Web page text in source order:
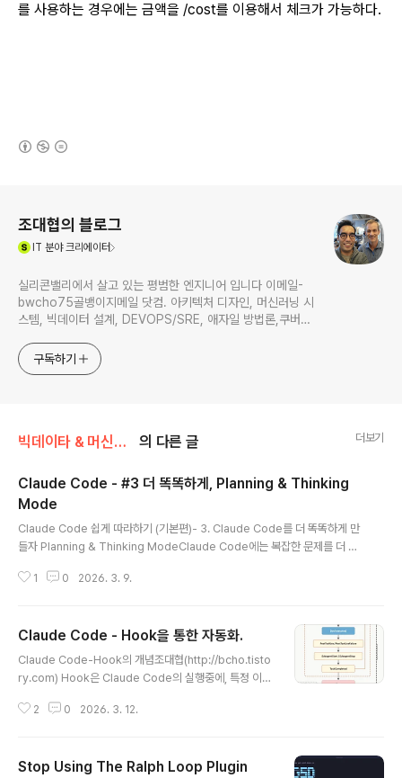
를 사용하는 경우에는 금액을 /cost를 이용해서 체크가 가능하다.
조대협의 블로그
IT 분야 크리에이터
실리콘밸리에서 살고 있는 평범한 엔지니어 입니다 이메일-
bwcho75골뱅이지메일 닷컴. 아키텍처 디자인, 머신러닝 시
스템, 빅데이터 설계, DEVOPS/SRE, 애자일 방법론,쿠버네
한 기술 멘토링과 강의 진행합니다. Linkedin :
https://www.linkedin.com/in/terrycho75/
구독하기
빅데이타 & 머신러닝/Agentic coding 의 다른 글 더보기
Claude Code - #3 더 똑똑하게, Planning & Thinking
Mode
Claude Code 쉽게 따라하기 (기본편)- 3. Claude Code를 더 똑똑하게 만
들자 Planning & Thinking ModeClaude Code에는 복잡한 문제를 더 똑
mode코드에 대한 조금 더 디테일한 분석이 필요하거나, 복잡한 구현이 필요하
서는 Shift tab을 누르면 아래 그림과 같이 입력 프롬프트창 아래에 “Plan mo
de”로 변경된것을 확인할 수 있다. Plan mode 에서는 claude code가 좀
더 깊게 생..
1 0 2026. 3. 9.
Claude Code - Hook을 통한 자동화.
Claude Code-Hook의 개념조대협(http://bcho.tisto
ry.com) Hook은 Claude Code의 실행중에, 특정 이벤
mand나, HTTP 요청 또는 프롬프트를 실행할 수 있는 기
물론 프롬프트를 통해서 지시할 수 도 있지만, 프롬프트는
2 0 2026. 3. 12.
Stop Using The Ralph Loop Plugin